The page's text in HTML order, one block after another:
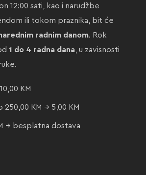
12:00 sati, kao i narudžbe
ili tokom praznika, bit će
radnim danom. Rok
1 do 4 radna dana, u zavisnosti
KM
250,00 KM → 5,00 KM
→ besplatna dostava